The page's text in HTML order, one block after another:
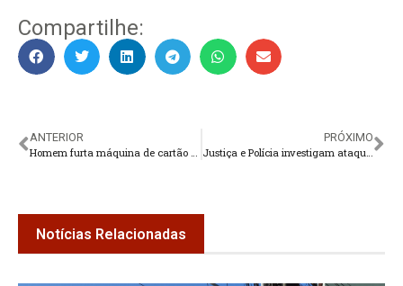
Compartilhe:
ANTERIOR
Homem furta máquina de cartão em loja de Teresópolis
PRÓXIMO
Justiça e Polícia investigam ataques a candidato em Teresópolis
Notícias Relacionadas